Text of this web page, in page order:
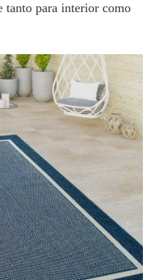
tanto para interior como